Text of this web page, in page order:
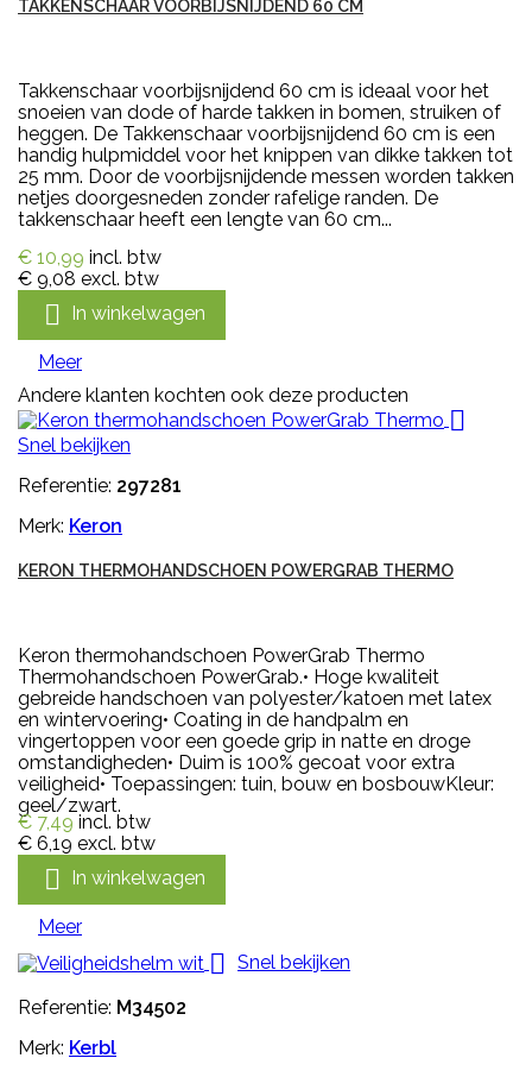
TAKKENSCHAAR VOORBIJSNIJDEND 60 CM
Takkenschaar voorbijsnijdend 60 cm is ideaal voor het
snoeien van dode of harde takken in bomen, struiken of
heggen. De Takkenschaar voorbijsnijdend 60 cm is een
handig hulpmiddel voor het knippen van dikke takken tot
25 mm. Door de voorbijsnijdende messen worden takken
netjes doorgesneden zonder rafelige randen. De
takkenschaar heeft een lengte van 60 cm...
€ 10,99 incl. btw
€ 9,08 excl. btw
 In winkelwagen
Meer
Andere klanten kochten ook deze producten

Snel bekijken
Referentie: 297281
Merk: Keron
KERON THERMOHANDSCHOEN POWERGRAB THERMO
Keron thermohandschoen PowerGrab Thermo
Thermohandschoen PowerGrab.• Hoge kwaliteit
gebreide handschoen van polyester/katoen met latex
en wintervoering• Coating in de handpalm en
vingertoppen voor een goede grip in natte en droge
omstandigheden• Duim is 100% gecoat voor extra
veiligheid• Toepassingen: tuin, bouw en bosbouwKleur:
geel/zwart.
€ 7,49 incl. btw
€ 6,19 excl. btw
 In winkelwagen
Meer
 Snel bekijken
Referentie: M34502
Merk: Kerbl